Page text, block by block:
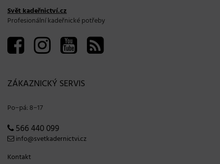
Svět kadeřnictví.cz
Profesionální kadeřnické potřeby
ZÁKAZNICKÝ SERVIS
Po−pá: 8−17
566 440 099
info@svetkadernictvi.cz
Kontakt